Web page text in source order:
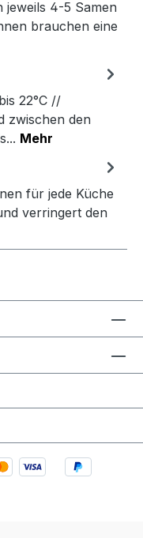
jeweils 4-5 Samen
brauchen eine
22°C //
zwischen den
Mehr
für jede Küche
verringert den